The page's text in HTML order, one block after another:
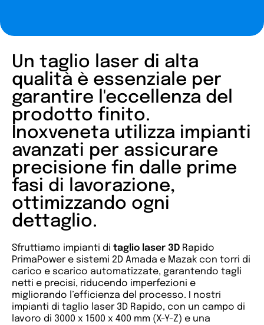
Un taglio laser di alta
qualità è essenziale per
garantire l'eccellenza del
prodotto finito.
Inoxveneta utilizza impianti
avanzati per assicurare
precisione fin dalle prime
fasi di lavorazione,
ottimizzando ogni
dettaglio.
Sfruttiamo impianti di taglio laser 3D Rapido
PrimaPower e sistemi 2D Amada e Mazak con torri di
carico e scarico automatizzate, garantendo tagli
netti e precisi, riducendo imperfezioni e
migliorando l’efficienza del processo. I nostri
impianti di taglio laser 3D Rapido, con un campo di
lavoro di 3000 x 1500 x 400 mm (X-Y-Z) e una